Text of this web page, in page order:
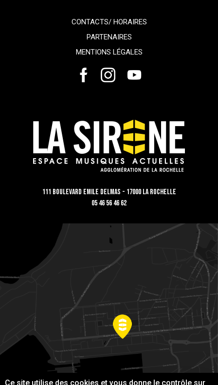
Ce site utilise des cookies et vous donne le contrôle sur
CONTACTS/ HORAIRES
PARTENAIRES
MENTIONS LÉGALES
111 Boulevard Emile Delmas - 17000 La Rochelle
05 46 56 46 62